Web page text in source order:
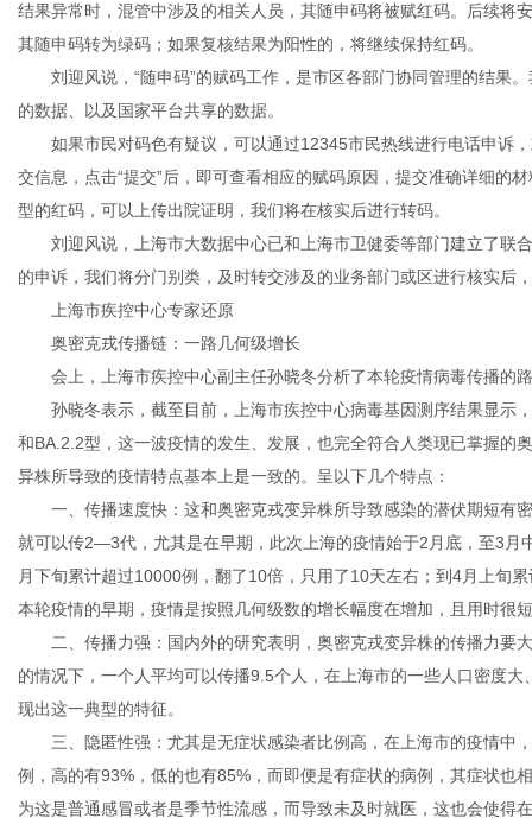
结果异常时，混管中涉及的相关人员，其随申码将被赋红码。后续将
其随申码转为绿码；如果复核结果为阳性的，将继续保持红码。
刘迎风说，“随申码”的赋码工作，是市区各部门协同管理的结果
的数据、以及国家平台共享的数据。
如果市民对码色有疑议，可以通过12345市民热线进行电话申诉，
交信息，点击“提交”后，即可查看相应的赋码原因，提交准确详细的
型的红码，可以上传出院证明，我们将在核实后进行转码。
刘迎风说，上海市大数据中心已和上海市卫健委等部门建立了联
的申诉，我们将分门别类，及时转交涉及的业务部门或区进行核实后
上海市疾控中心专家还原
奥密克戎传播链：一路几何级增长
会上，上海市疾控中心副主任孙晓冬分析了本轮疫情病毒传播的
孙晓冬表示，截至目前，上海市疾控中心病毒基因测序结果显示
和BA.2.2型，这一波疫情的发生、发展，也完全符合人类现已掌握的
异株所导致的疫情特点基本上是一致的。呈以下几个特点：
一、传播速度快：这和奥密克戎变异株所导致感染的潜伏期短有
就可以传2—3代，尤其是在早期，此次上海的疫情始于2月底，至3
月下旬累计超过10000例，翻了10倍，只用了10天左右；到4月上旬
本轮疫情的早期，疫情是按照几何级数的增长幅度在增加，且用时很
二、传播力强：国内外的研究表明，奥密克戎变异株的传播力要
的情况下，一个人平均可以传播9.5个人，在上海市的一些人口密度
现出这一典型的特征。
三、隐匿性强：尤其是无症状感染者比例高，在上海市的疫情中
例，高的有93%，低的也有85%，而即便是有症状的病例，其症状也
为这是普通感冒或者是季节性流感，而导致未及时就医，这也会使得